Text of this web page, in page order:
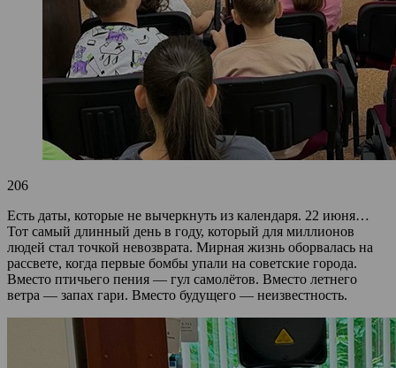
206
Есть даты, которые не вычеркнуть из календаря. 22 июня…
Тот самый длинный день в году, который для миллионов
людей стал точкой невозврата. Мирная жизнь оборвалась на
рассвете, когда первые бомбы упали на советские города.
Вместо птичьего пения — гул самолётов. Вместо летнего
ветра — запах гари. Вместо будущего — неизвестность.